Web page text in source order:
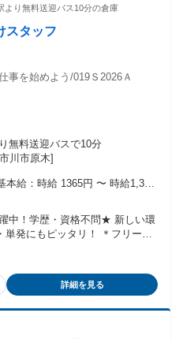
より無料送迎バス10分の倉庫
スタッフ
事を始めよう/019Ｓ2026Ａ
無料送迎バスで10分
川市原木]
時給 1365円 〜 時給1,365
中！学歴・資格不問★ 新しい環
ピッタリ！ ＊フリータ
ても安心♪ └ 生活リズムが落ち
おすすめ ＊副業・Wワークにも
て働ける単発・スポット勤務OK
探しの方も歓迎 └ 8月スター
詳細を見る